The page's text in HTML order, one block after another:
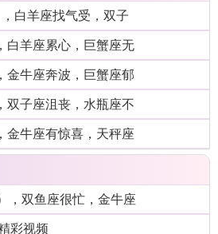
白羊座找气受，双子
白羊座累心，巨蟹座无
金牛座奔波，巨蟹座郁
双子座沮丧，水瓶座不
金牛座有惊喜，天秤座
，双鱼座很忙，金牛座
彩视频